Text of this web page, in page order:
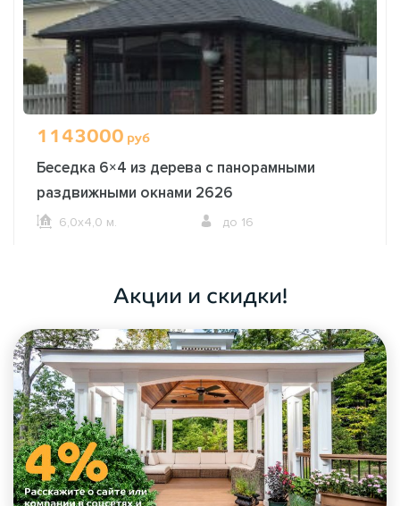
1143000 руб
Беседка 6×4 из дерева с панорамными
раздвижными окнами 2626
6,0х4,0 м. до 16
Акции и скидки!